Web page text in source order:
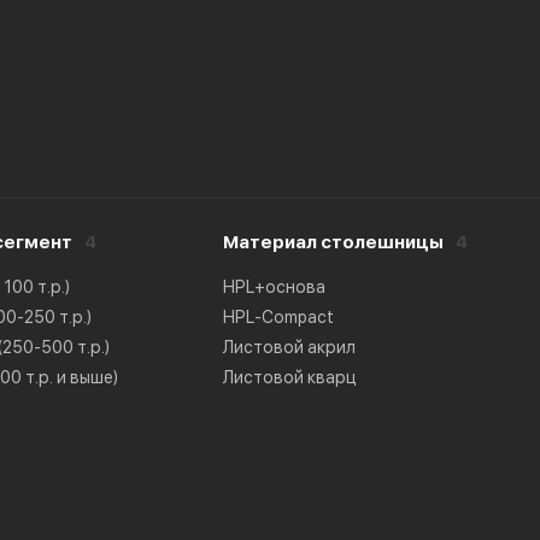
4
т.р.)
250 т.р.)
500 т.р.)
т.р. и выше)
Материал столешницы 4
HPL+основа
HPL-Compact
Листовой акрил
Листовой кварц